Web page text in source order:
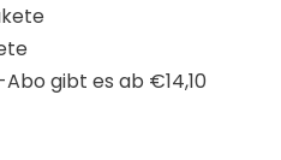
Abo gibt es ab €14,10